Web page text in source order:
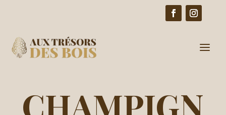
GROSSISTE CHAMPIGNONS
DÉSHYDRATÉS POUR RESTAURANT
CHAMPIGN